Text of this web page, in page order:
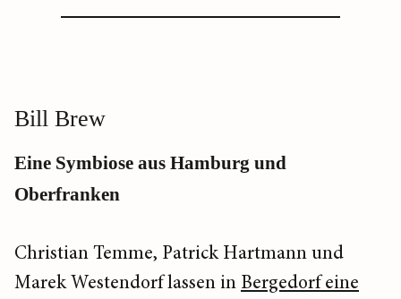
Bill Brew
Eine Symbiose aus Hamburg und
Oberfranken
Christian Temme, Patrick Hartmann und
Marek Westendorf lassen in Bergedorf eine